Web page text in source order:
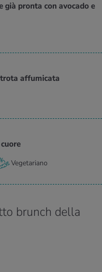
già pron­ta con avo­ca­do e
af­fu­mi­ca­ta
Vegetariano
brunch della